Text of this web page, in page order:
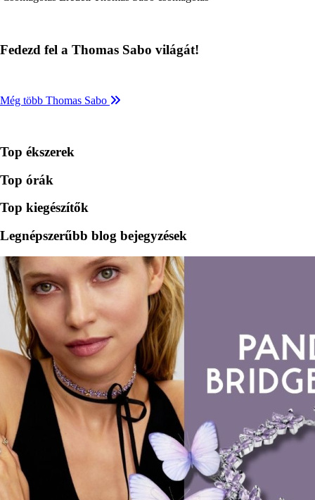
Fedezd fel a Thomas Sabo világát!
Még több Thomas Sabo
Top ékszerek
Top órák
Top kiegészítők
Legnépszerűbb blog bejegyzések